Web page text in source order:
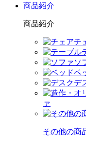
商品紹介
商品紹介
チ
ソ
ベ
デ
ァ
その他の商